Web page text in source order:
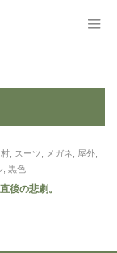
, スーツ メガネ 屋外,
, 黒色
後の悲劇。